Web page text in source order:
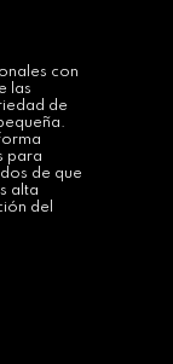
con
las
de
para
de que
alta
del